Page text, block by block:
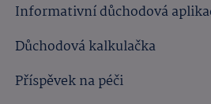
Informativní důchodová
Důchodová kalkulačka
Příspěvek na péči